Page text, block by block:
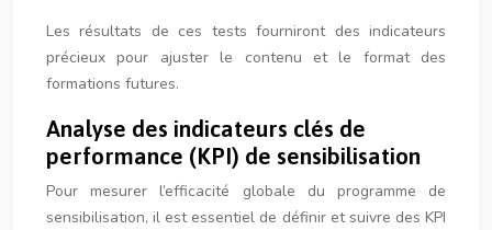
Les résultats de ces tests fourniront des indicateurs
précieux pour ajuster le contenu et le format des
formations futures.
Analyse des indicateurs clés de
performance (KPI) de sensibilisation
Pour mesurer l’efficacité globale du programme de
sensibilisation, il est essentiel de définir et suivre des KPI